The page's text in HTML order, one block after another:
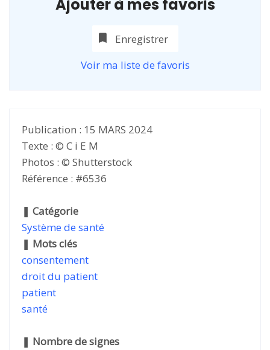
Ajouter à mes favoris
Enregistrer
Voir ma liste de favoris
Publication : 15 MARS 2024
Texte : © C i E M
Photos : © Shutterstock
Référence : #6536
❚ Catégorie
Système de santé
❚ Mots clés
consentement
droit du patient
patient
santé
❚ Nombre de signes